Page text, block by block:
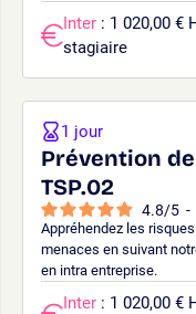
Inter : 1 020,00 €
stagiaire
Prévention
TSP.02
4.8/5 -
Appréhendez les
menaces en suivant
en intra entreprise.
1 jour
Inter : 1 020,00 €